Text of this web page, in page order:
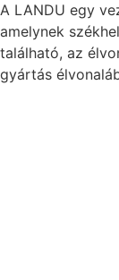
A LANDU egy
amelynek
található, az
gyártás